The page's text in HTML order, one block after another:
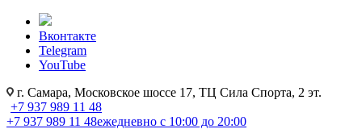
Вконтакте
Telegram
YouTube
г. Самара, Московское шоссе 17, ТЦ Сила Спорта, 2 эт.
+7 937 989 11 48
+7 937 989 11 48ежедневно с 10:00 до 20:00